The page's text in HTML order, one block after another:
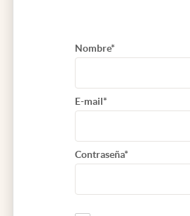
Nombre*
E-mail*
Contraseña*